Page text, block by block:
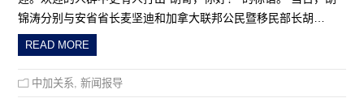
锦涛分别与安省省长麦坚迪和加拿大联邦公民暨移民部长胡…
READ MORE
中加关系 ,新闻报导